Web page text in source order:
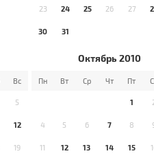
23 24 25 26 27
30 31
Вс
5
12
19
Октябрь 2010
Пн Вт Ср Чт Пт
1
4 5 6 7 8
11 12 13 14 15